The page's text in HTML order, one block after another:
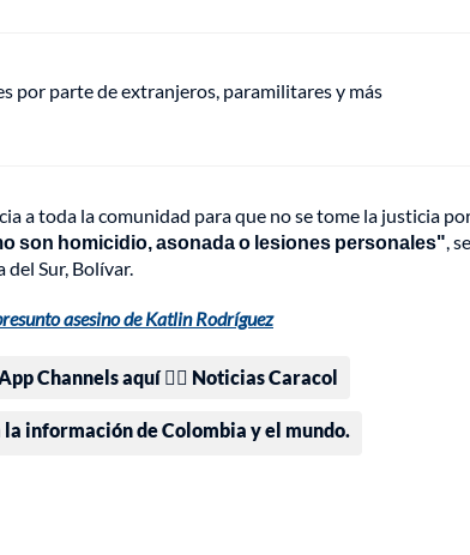
por parte de extranjeros, paramilitares y más
a toda la comunidad para que no se tome la justicia
son homicidio, asonada o lesiones personales",
del Sur, Bolívar.
asesino de Katlin Rodríguez
Channels aquí 👉🏻 Noticias Caracol
información de Colombia y el mundo.